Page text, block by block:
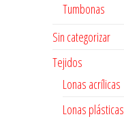
Tumbonas
Sin categorizar
Tejidos
Lonas acrílicas
Lonas plásticas